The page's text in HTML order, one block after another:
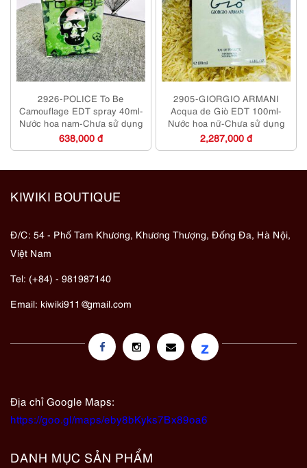
2926-POLICE To Be
Camouflage EDT spray 40ml-
Nước hoa nam-Chưa sử dụng
638,000 đ
2905-GIORGIO ARMANI
Acqua de Giò EDT 100ml-
Nước hoa nữ-Chưa sử dụng
2,287,000 đ
KIWIKI BOUTIQUE
Đ/C: 54 - Phố Tam Khương, Khương Thượng, Đống Đa, Hà Nội,
Việt Nam
Tel: (+84) - 981987140
Email: kiwiki911@gmail.com
z
Địa chỉ Google Maps:
https://goo.gl/maps/eby8bKyks7Bx89oa6
DANH MỤC SẢN PHẨM